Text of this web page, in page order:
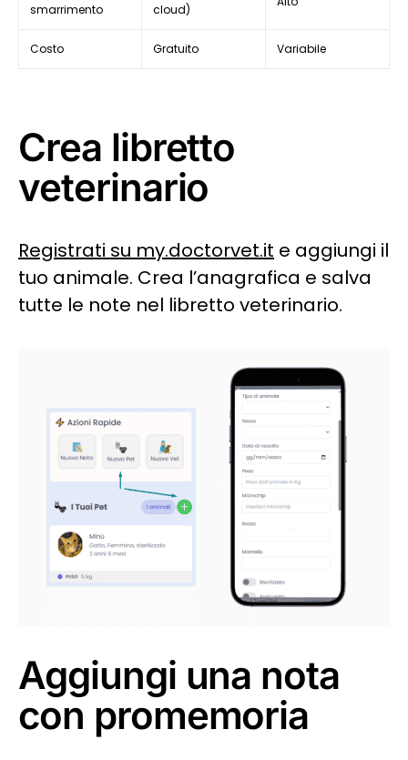
smarrimento
cloud)
Costo Gratuito Variabile
Crea libretto
veterinario
Registrati su my.doctorvet.it e aggiungi il
tuo animale. Crea l’anagrafica e salva
tutte le note nel libretto veterinario.
Aggiungi una nota
con promemoria